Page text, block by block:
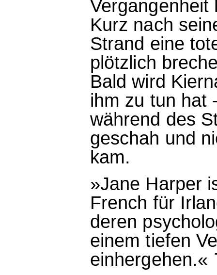
Vergangenheit
Kurz nach
Strand eine
plötzlich
Bald wird
ihm zu tun hat
während des
geschah und
kam.
»Jane Harper
French für
deren
einem tiefen
einhergehen.«